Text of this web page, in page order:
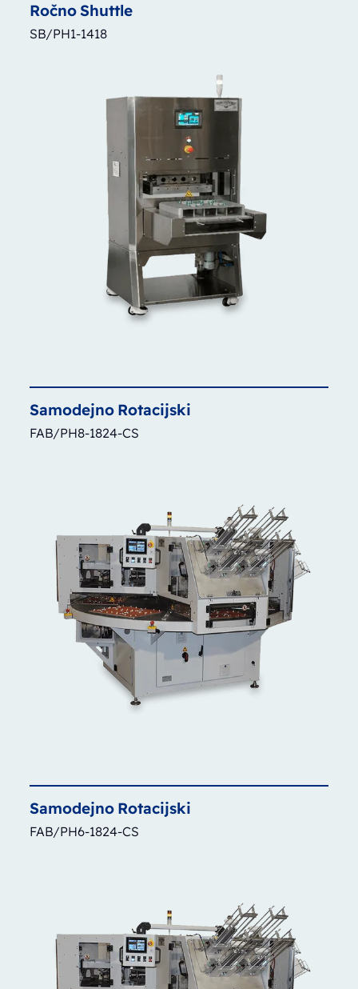
RočnoShuttle
SB/PH1-1418
Samodejno Rotacijski
FAB/PH8-1824-CS
Samodejno Rotacijski
FAB/PH6-1824-CS